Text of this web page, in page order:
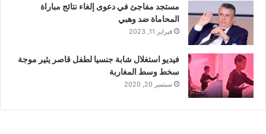
مستجد مفاجئ في دعوى إلغاء نتائج مباراة
المحاماة ضد وهبي
فبراير 11, 2023
فيديو استغلال شابة جنسيا لطفل قاصر يثير موجة
سخط وسط المغاربة
سبتمبر 20, 2020